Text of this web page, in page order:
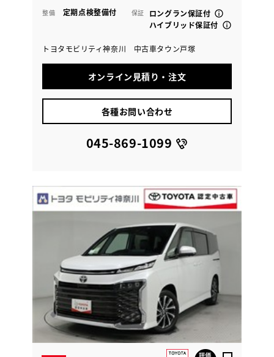
整備 定期点検整備付 保証
ロングラン保証付
ハイブリッド保証付
トヨタモビリティ神奈川 中古車タウン戸塚
オンライン見積り・注文
各種お問い合わせ
045-869-1099